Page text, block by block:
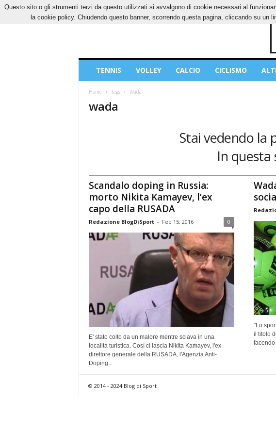
GIOVEDÌ, 6 AGOSTO 2026 CONTATTI COOKIES PRIVACY POLICY
Sport
TENNIS VOLLEY CALCIO CICLISMO
Home Tags Wada
wada
Stai vedendo la
In questa
Scandalo doping in Russia:
morto Nikita Kamayev, l’ex
capo della RUSADA
Redazione BlogDiSport - Feb 15, 2016 0
E' stato colto da un malore mentre sciava in una
località turistica. Così ci lascia Nikita Kamayev, l'ex
direttore generale della RUSADA, l'Agenzia Anti-
Doping...
"Lo
il titolo
facendo
© 2014 - 2024 Blog di Sport
Questo sito o gli strumenti terzi da questo utilizzati si avvalgono di cookie necessari al
la cookie policy. Chiudendo questo banner, scorrendo questa pagina, cliccando su